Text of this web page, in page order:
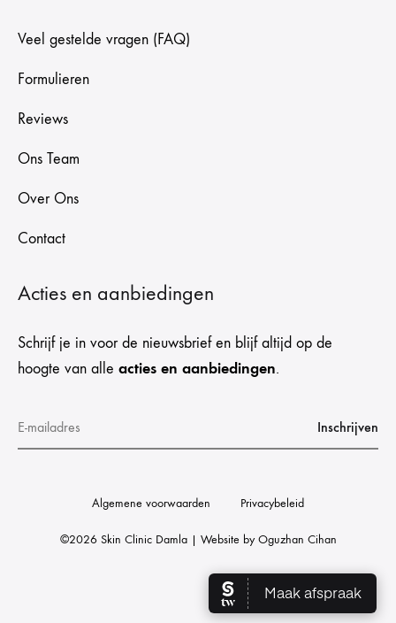
Veel gestelde vragen (FAQ)
Formulieren
Reviews
Ons Team
Over Ons
Contact
Acties en aanbiedingen
Schrijf je in voor de nieuwsbrief en blijf altijd op de
hoogte van alle acties en aanbiedingen.
©2026 Skin Clinic Damla | Website byOguzhan Cihan
Algemene voorwaarden Privacybeleid